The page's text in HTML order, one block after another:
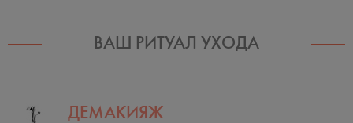
ВАШ РИТУАЛ УХОДА
ДЕМАКИЯЖ